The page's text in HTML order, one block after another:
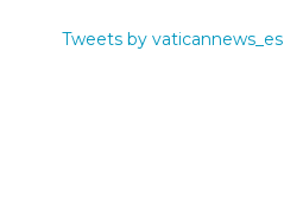
Tweets by vaticannews_es